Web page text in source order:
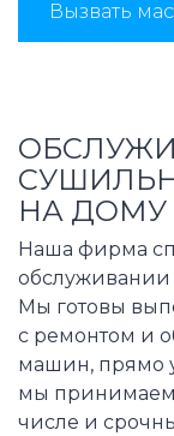
Вызвать
НА ДОМУ
Наша фирма
Мы готовы
с ремонтом и
машин, прямо
мы принимаем
числе и